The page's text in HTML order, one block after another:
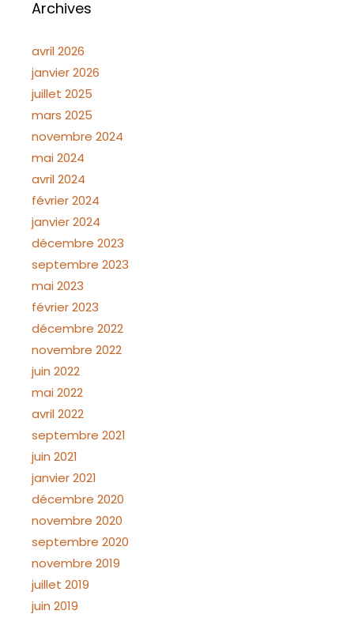
Archives
avril 2026
janvier 2026
juillet 2025
mars 2025
novembre 2024
mai 2024
avril 2024
février 2024
janvier 2024
décembre 2023
septembre 2023
mai 2023
février 2023
décembre 2022
novembre 2022
juin 2022
mai 2022
avril 2022
septembre 2021
juin 2021
janvier 2021
décembre 2020
novembre 2020
septembre 2020
novembre 2019
juillet 2019
juin 2019